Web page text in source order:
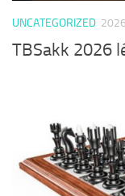
UNCATEGORIZED
TBSakk 2026